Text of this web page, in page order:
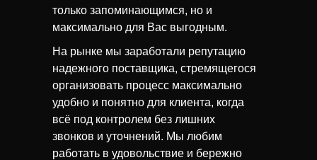
На рынке мы заработали репутацию
надежного поставщика, стремящегося
организовать процесс максимально
удобно и понятно для клиента, когда
всё под контролем без лишних
звонков и уточнений. Мы любим
работать в удовольствие и бережно
только запоминающимся, но и
максимально для Вас выгодным.